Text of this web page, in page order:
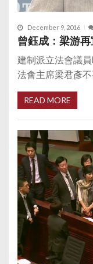
December 9, 2016
曾鈺成：梁游
建制派立法會議
法會主席梁君彥不
READ MORE